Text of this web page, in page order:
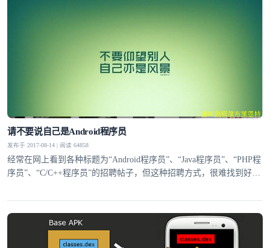
请不要说自己是Android程序员
发布于 2017-08-14 | 阅读 64858
经常在网上看到各种标题为“Android程序员”、“Java程序员”、“PHP程
序员”、“C/C++程序员”的招聘帖子，但这种招聘方式，很难找到好的
工具主要是由他原来的工作需要决定，并不能代表他全部的技能。